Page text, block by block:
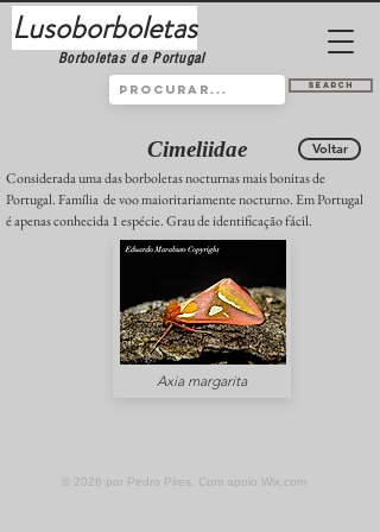
Lusoborboletas
Borboletas de Portugal
Search
Cimeliidae Voltar
Considerada uma das borboletas nocturnas mais bonitas de
Portugal. Família de voo maioritariamente nocturno. Em Portugal
é apenas conhecida 1 espécie. Grau de identificação fácil.
Axia margarita
© 2026 por Pedro Pires. Com apoio Wix.com